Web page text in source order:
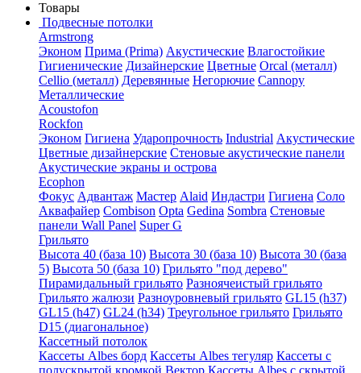
Товары
Подвесные потолки
Armstrong
Эконом Прима (Prima) Акустические Влагостойкие
Гигиенические Дизайнерские Цветные Orcal (металл)
Cellio (металл) Деревянные Негорючие Cannopy
Металлические
Acoustofon
Rockfon
Эконом Гигиена Ударопрочность Industrial Акустические
Цветные дизайнерские Стеновые акустические панели
Акустические экраны и острова
Ecophon
Фокус Адвантаж Мастер Alaid Индастри Гигиена Соло
Аквафайер Combison Opta Gedina Sombra Стеновые
панели Wall Panel Super G
Грильято
Высота 40 (база 10) Высота 30 (база 10) Высота 30 (база
5) Высота 50 (база 10) Грильято "под дерево"
Пирамидальный грильято Разноячеистый грильято
Грильято жалюзи Разноуровневый грильято GL15 (h37)
GL15 (h47) GL24 (h34) Треугольное грильято Грильято
D15 (диагональное)
Кассетный потолок
Кассеты Albes борд Кассеты Albes тегуляр Кассеты с
полускрытой кромкой Вектор Кассеты Albes с скрытой